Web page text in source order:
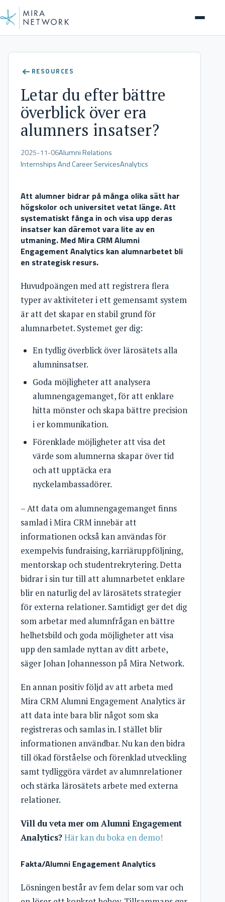
Client Stories
RESOURCES
Letar du efter bättre
överblick över era
alumners insatser?
2025-11-06Alumni Relations
Internships And Career ServicesAnalytics
Att alumner bidrar på många olika sätt har
högskolor och universitet vetat länge. Att
systematiskt fånga in och visa upp deras
insatser kan däremot vara lite av en
utmaning. Med Mira CRM Alumni
Engagement Analytics kan alumnarbetet bli
en strategisk resurs.
Huvudpoängen med att registrera flera
typer av aktiviteter i ett gemensamt system
är att det skapar en stabil grund för
alumnarbetet. Systemet ger dig:
En tydlig överblick över lärosätets alla
alumninsatser.
Goda möjligheter att analysera
alumnengagemanget, för att enklare
hitta mönster och skapa bättre precision
i er kommunikation.
Förenklade möjligheter att visa det
värde som alumnerna skapar över tid
och att upptäcka era
nyckelambassadörer.
– Att data om alumnengagemanget finns
samlad i Mira CRM innebär att
informationen också kan användas för
exempelvis fundraising, karriäruppföljning,
mentorskap och studentrekrytering. Detta
bidrar i sin tur till att alumnarbetet enklare
blir en naturlig del av lärosätets strategier
för externa relationer. Samtidigt ger det dig
som arbetar med alumnfrågan en bättre
helhetsbild och goda möjligheter att visa
upp den samlade nyttan av ditt arbete,
säger Johan Johannesson på Mira Network.
En annan positiv följd av att arbeta med
Mira CRM Alumni Engagement Analytics är
att data inte bara blir något som ska
registreras och samlas in. I stället blir
informationen användbar. Nu kan den bidra
till ökad förståelse och förenklad utveckling
samt tydliggöra värdet av alumnrelationer
och stärka lärosätets arbete med externa
relationer.
Vill du veta mer om Alumni Engagement
Analytics?Här kan du boka en demo!
Fakta/Alumni Engagement Analytics
Lösningen består av fem delar som var och